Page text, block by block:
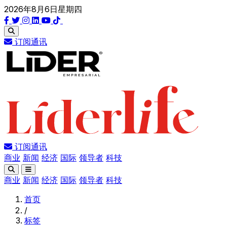
2026年8月6日星期四
订阅通讯
订阅通讯
商业 新闻 经济 国际 领导者 科技
商业 新闻 经济 国际 领导者 科技
首页
/
标签